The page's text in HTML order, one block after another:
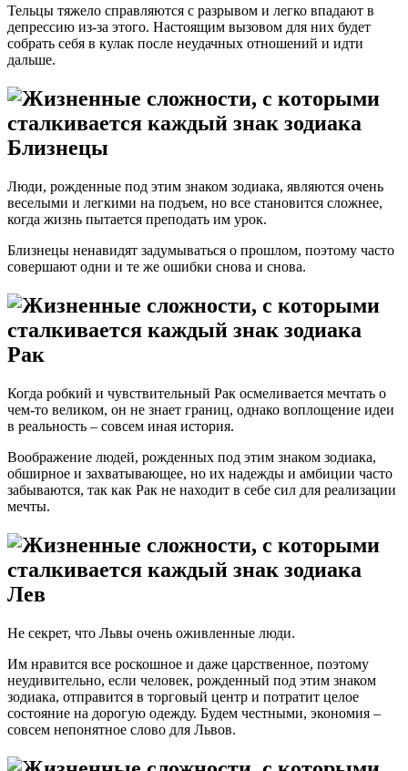
Тельцы тяжело справляются с разрывом и легко впадают в
депрессию из-за этого. Настоящим вызовом для них будет
собрать себя в кулак после неудачных отношений и идти
дальше.
Близнецы
Люди, рожденные под этим знаком зодиака, являются очень
веселыми и легкими на подъем, но все становится сложнее,
когда жизнь пытается преподать им урок.
Близнецы ненавидят задумываться о прошлом, поэтому часто
совершают одни и те же ошибки снова и снова.
Рак
Когда робкий и чувствительный Рак осмеливается мечтать о
чем-то великом, он не знает границ, однако воплощение идеи
в реальность – совсем иная история.
Воображение людей, рожденных под этим знаком зодиака,
обширное и захватывающее, но их надежды и амбиции часто
забываются, так как Рак не находит в себе сил для реализации
мечты.
Лев
Не секрет, что Львы очень оживленные люди.
Им нравится все роскошное и даже царственное, поэтому
неудивительно, если человек, рожденный под этим знаком
зодиака, отправится в торговый центр и потратит целое
состояние на дорогую одежду. Будем честными, экономия –
совсем непонятное слово для Львов.